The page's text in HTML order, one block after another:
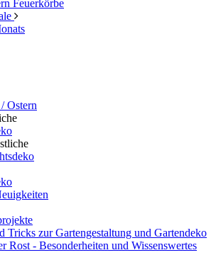
Feuerkörbe
Ostern
Tricks zur Gartengestaltung und Gartendeko
Rost - Besonderheiten und Wissenswertes